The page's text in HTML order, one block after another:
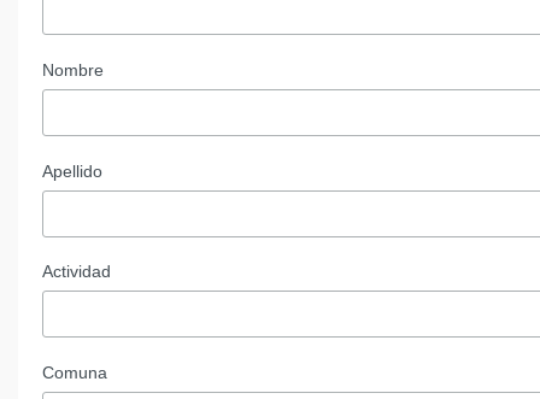
Nombre
Apellido
Actividad
Comuna